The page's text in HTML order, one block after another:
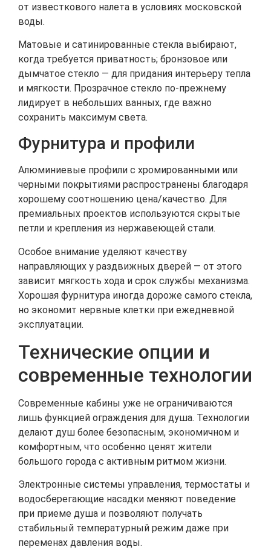
от известкового налета в условиях московской
воды.
Матовые и сатинированные стекла выбирают,
когда требуется приватность; бронзовое или
дымчатое стекло — для придания интерьеру тепла
и мягкости. Прозрачное стекло по-прежнему
лидирует в небольших ванных, где важно
сохранить максимум света.
Фурнитура и профили
Алюминиевые профили с хромированными или
черными покрытиями распространены благодаря
хорошему соотношению цена/качество. Для
премиальных проектов используются скрытые
петли и крепления из нержавеющей стали.
Особое внимание уделяют качеству
направляющих у раздвижных дверей — от этого
зависит мягкость хода и срок службы механизма.
Хорошая фурнитура иногда дороже самого стекла,
но экономит нервные клетки при ежедневной
эксплуатации.
Технические опции и
современные технологии
Современные кабины уже не ограничиваются
лишь функцией ограждения для душа. Технологии
делают душ более безопасным, экономичном и
комфортным, что особенно ценят жители
большого города с активным ритмом жизни.
Электронные системы управления, термостаты и
водосберегающие насадки меняют поведение
при приеме душа и позволяют получать
стабильный температурный режим даже при
переменах давления воды.